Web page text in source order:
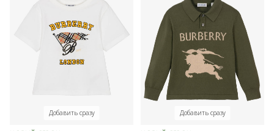
Добавить сразу Добавить сразу